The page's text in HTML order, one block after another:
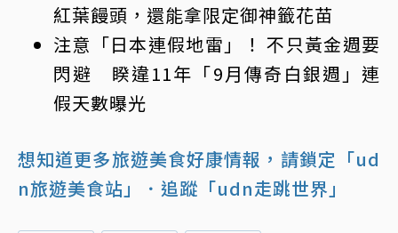
紅葉饅頭，還能拿限定御神籤花苗
注意「日本連假地雷」！ 不只黃金週要
閃避 睽違11年「9月傳奇白銀週」連
假天數曝光
想知道更多旅遊美食好康情報，請鎖定「ud
n旅遊美食站」
．追蹤「udn走跳世界」